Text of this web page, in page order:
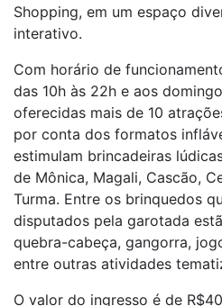
Shopping, em um espaço
interativo.
Com horário de
das 10h às 22h e aos
oferecidas mais de 10
por conta dos formatos
estimulam brincadeiras
de Mônica, Magali, Cascão,
Turma. Entre os brinquedos
disputados pela garotada
quebra-cabeça, gangorra,
entre outras atividades
O valor do ingresso é de